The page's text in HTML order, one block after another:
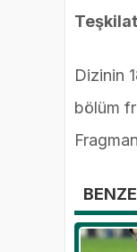
Teşkilat
Dizinin
bölüm